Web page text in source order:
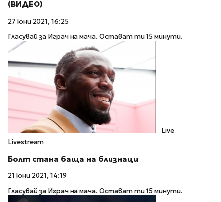
(ВИДЕО)
27 юни 2021, 16:25
Гласувай за Играч на мача. Остават ти 15 минути.
Live
Livestream
Болт стана баща на близнаци
21 юни 2021, 14:19
Гласувай за Играч на мача. Остават ти 15 минути.